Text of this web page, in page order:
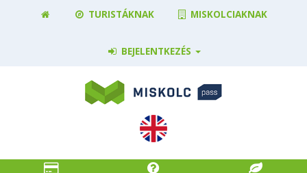
TURISTÁKNAK MISKOLCIAKNAK
BEJELENTKEZÉS